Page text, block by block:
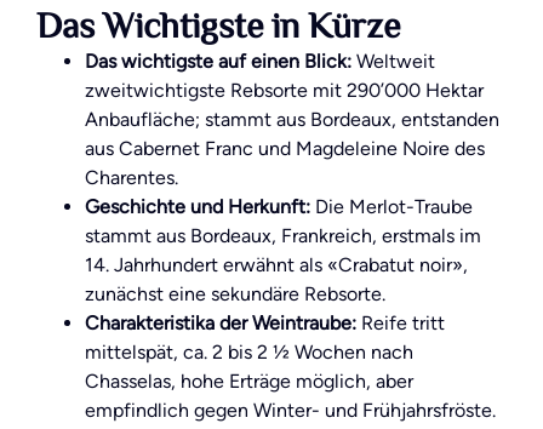
Das Wichtigste in Kürze
Das wichtigste auf einen Blick: Weltweit
zweitwichtigste Rebsorte mit 290’000 Hektar
Anbaufläche; stammt aus Bordeaux, entstanden
aus Cabernet Franc und Magdeleine Noire des
Charentes.
Geschichte und Herkunft: Die Merlot-Traube
stammt aus Bordeaux, Frankreich, erstmals im
14. Jahrhundert erwähnt als «Crabatut noir»,
zunächst eine sekundäre Rebsorte.
Charakteristika der Weintraube: Reife tritt
mittelspät, ca. 2 bis 2 ½ Wochen nach
Chasselas, hohe Erträge möglich, aber
empfindlich gegen Winter- und Frühjahrsfröste.